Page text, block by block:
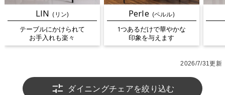
LIN (リン)
テーブルにかけられて
お手入れも楽々
Perle (ペルル)
1つあるだけで華やかな
印象を与えます
2026/7/31更新
ダイニングチェアを絞り込む